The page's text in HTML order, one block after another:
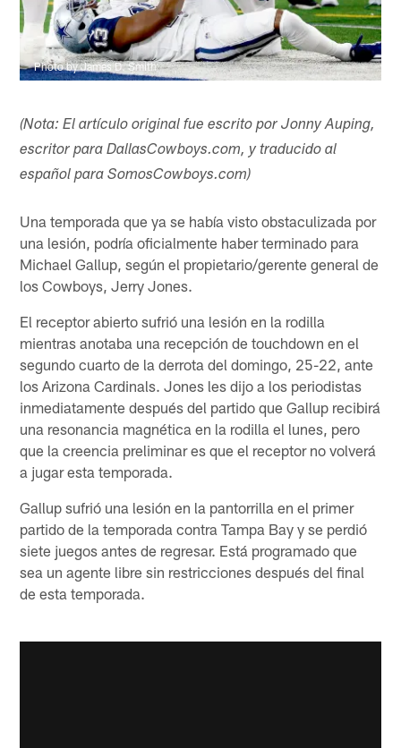
Photo by James D. Smith
(Nota: El artículo original fue escrito por Jonny Auping,
escritor para DallasCowboys.com, y traducido al
español para SomosCowboys.com)
Una temporada que ya se había visto obstaculizada por
una lesión, podría oficialmente haber terminado para
Michael Gallup, según el propietario/gerente general de
los Cowboys, Jerry Jones.
El receptor abierto sufrió una lesión en la rodilla
mientras anotaba una recepción de touchdown en el
segundo cuarto de la derrota del domingo, 25-22, ante
los Arizona Cardinals. Jones les dijo a los periodistas
inmediatamente después del partido que Gallup recibirá
una resonancia magnética en la rodilla el lunes, pero
que la creencia preliminar es que el receptor no volverá
a jugar esta temporada.
Gallup sufrió una lesión en la pantorrilla en el primer
partido de la temporada contra Tampa Bay y se perdió
siete juegos antes de regresar. Está programado que
sea un agente libre sin restricciones después del final
de esta temporada.